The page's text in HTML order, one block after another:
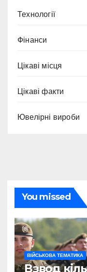
Технології
Фінанси
Цікаві місця
Цікаві факти
Ювелірні вироби
You missed
ВІЙСЬКОВА ТЕМАТИКА
Взвод